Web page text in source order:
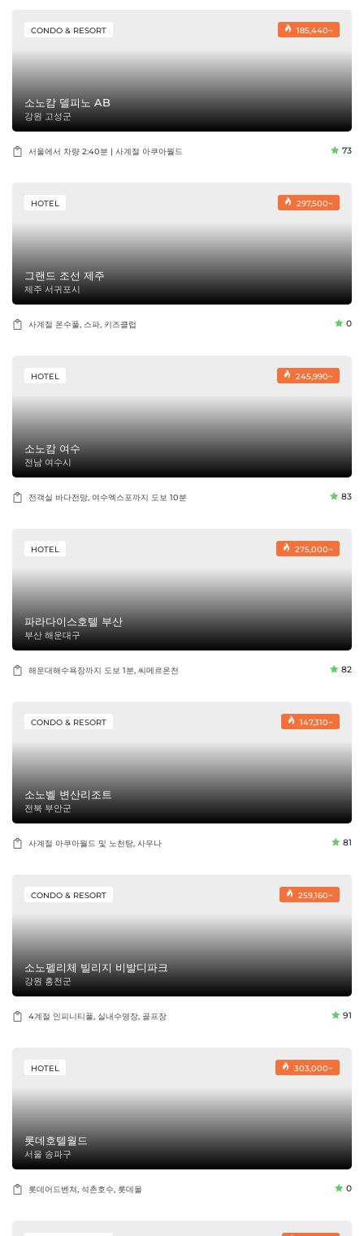
185,440~
CONDO & RESORT
소노캄 델피노 AB
강원 고성군
서울에서 차량 2:40분 | 사계절 아쿠아월드 73
297,500~
HOTEL
그랜드 조선 제주
제주 서귀포시
사계절 온수풀, 스파, 키즈클럽 0
245,990~
HOTEL
소노캄 여수
전남 여수시
전객실 바다전망, 여수엑스포까지 도보 10분 83
275,000~
HOTEL
파라다이스호텔 부산
부산 해운대구
해운대해수욕장까지 도보 1분, 씨메르온천 82
147,310~
CONDO & RESORT
소노벨 변산리조트
전북 부안군
사계절 아쿠아월드 및 노천탕, 사우나 81
259,160~
CONDO & RESORT
소노펠리체 빌리지 비발디파크
강원 홍천군
4계절 인피니티풀, 실내수영장, 골프장 91
303,000~
HOTEL
롯데호텔월드
서울 송파구
롯데어드벤쳐, 석촌호수, 롯데몰 0